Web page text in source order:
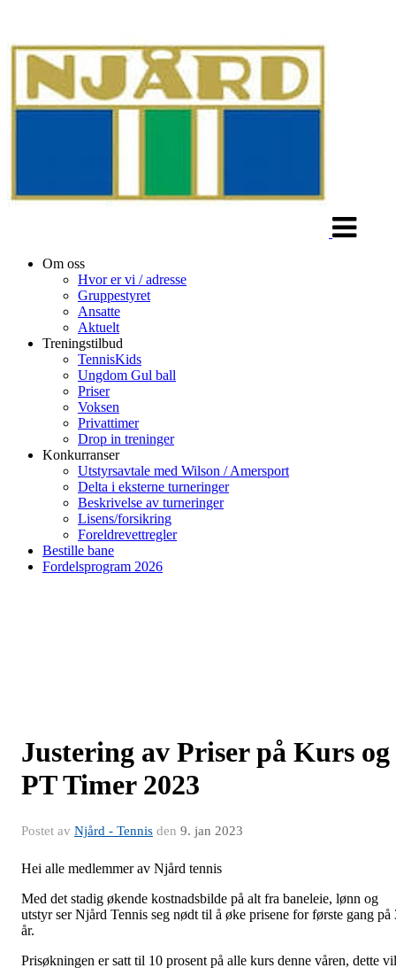
Om oss
Hvor er vi / adresse
Gruppestyret
Ansatte
Aktuelt
Treningstilbud
TennisKids
Ungdom Gul ball
Priser
Voksen
Privattimer
Drop in treninger
Konkurranser
Utstyrsavtale med Wilson / Amersport
Delta i eksterne turneringer
Beskrivelse av turneringer
Lisens/forsikring
Foreldrevettregler
Bestille bane
Fordelsprogram 2026
Justering av Priser på Kurs og
PT Timer 2023
Postet av Njård - Tennis den 9. jan 2023
Hei alle medlemmer av Njård tennis
Med det stadig økende kostnadsbilde på alt fra baneleie, lønn og
utstyr ser Njård Tennis seg nødt til å øke prisene for første gang på
år.
Prisøkningen er satt til 10 prosent på alle kurs denne våren, dette vil